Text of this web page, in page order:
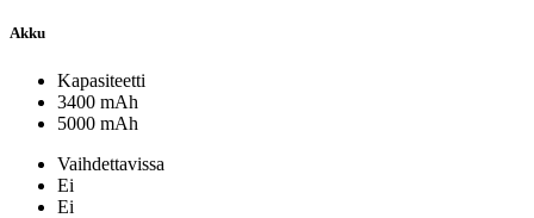
Akku
Kapasiteetti
3400 mAh
5000 mAh
Vaihdettavissa
Ei
Ei